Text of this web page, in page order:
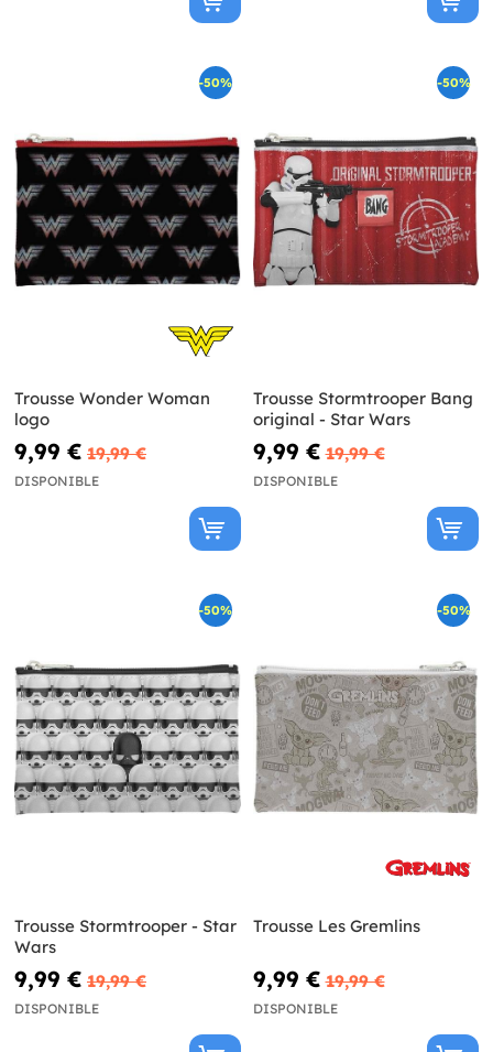
-50%
Trousse Wonder Woman
logo
9,99 € 19,99 €
DISPONIBLE
-50%
Trousse Stormtrooper Bang
original - Star Wars
9,99 € 19,99 €
DISPONIBLE
-50%
Trousse Stormtrooper - Star
Wars
9,99 € 19,99 €
DISPONIBLE
-50%
Trousse Les Gremlins
9,99 € 19,99 €
DISPONIBLE